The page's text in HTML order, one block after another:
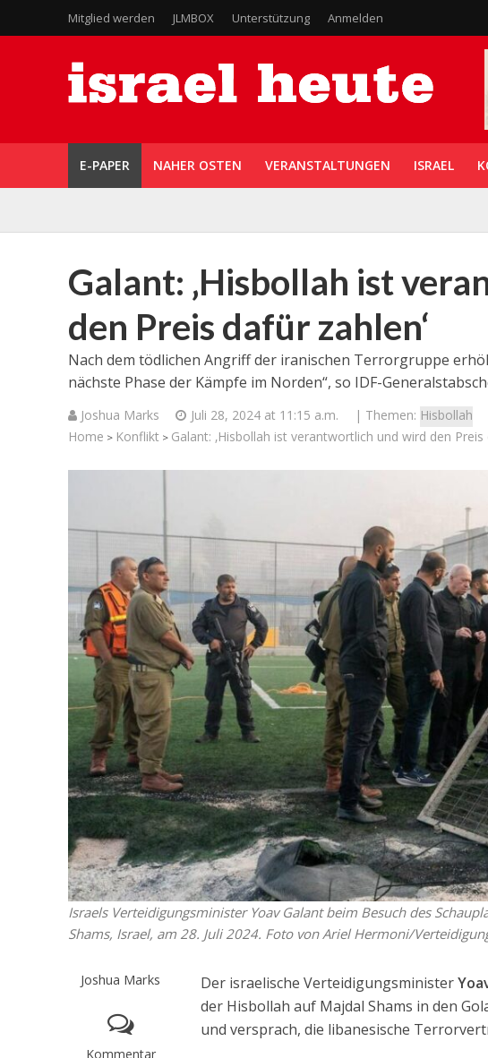
Mitglied werden JLMBOX Unterstützung Anmelden
E-PAPER NAHER OSTEN VERANSTALTUNGEN ISRAEL
Galant: ‚Hisbollah ist
den Preis dafür zahlen‘
Nach dem tödlichen Angriff der iranischen Terrorgruppe
nächste Phase der Kämpfe im Norden“, so IDF-
Joshua Marks Juli 28, 2024 at 11:15 a.m. | Themen: Hisbollah
Home > Konflikt > Galant: ‚Hisbollah ist verantwortlich und wird den Preis
Israels Verteidigungsminister Yoav Galant beim Besuch des
Shams, Israel, am 28. Juli 2024. Foto von Ariel Hermoni/
Joshua Marks
Kommentar
Der israelische Verteidigungsminister
der Hisbollah auf Majdal Shams in den
und versprach, die libanesische
Israel
Israelische Wahlen
die Knesset – Moshe